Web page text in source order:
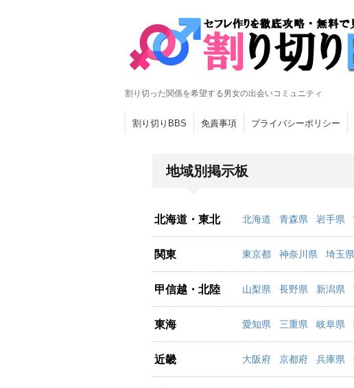
割り切った関係を希望する男女の出会いコミュニティ
割り切りBBS 免責事項 プライバシーポリシー
地域別掲示板
北海道・東北 北海道 青森県 岩手県
関東 東京都 神奈川県 埼玉県
甲信越・北陸 山梨県 長野県 新潟県
東海 愛知県 三重県 岐阜県
近畿 大阪府 京都府 兵庫県